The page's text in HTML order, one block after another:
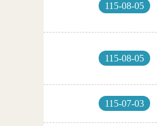
115-08-05
115-08-05
115-07-03